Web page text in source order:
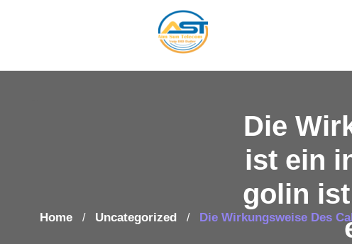
Die
ist ein
golin
Home / Uncategorized / Die Wirkungsweise Des